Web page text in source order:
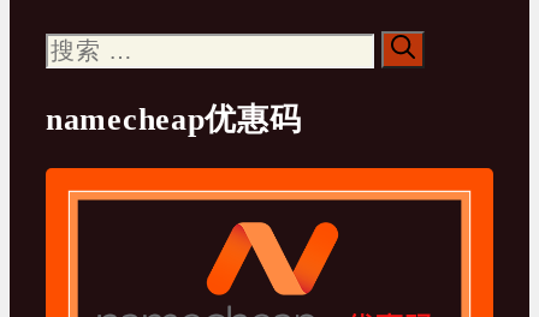
搜
namecheap优惠码